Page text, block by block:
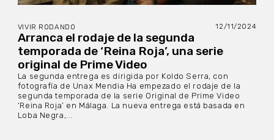
VIVIR RODANDO 12/11/2024
Arranca el rodaje de la segunda
temporada de ‘Reina Roja’, una serie
original de Prime Video
La segunda entrega es dirigida por Koldo Serra, con
fotografía de Unax Mendia Ha empezado el rodaje de la
segunda temporada de la serie Original de Prime Video
‘Reina Roja’ en Málaga. La nueva entrega está basada en
Loba Negra,...